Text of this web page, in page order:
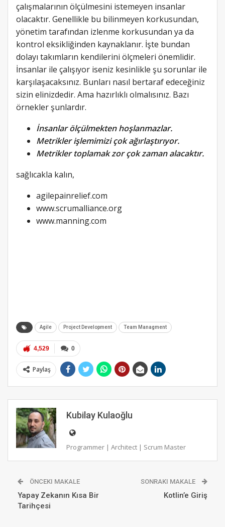
çalışmalarının ölçülmesini istemeyen insanlar
olacaktır. Genellikle bu bilinmeyen korkusundan,
yönetim tarafından izlenme korkusundan ya da
kontrol eksikliğinden kaynaklanır. İşte bundan
dolayı takımların kendilerini ölçmeleri önemlidir.
İnsanlar ile çalışıyor iseniz kesinlikle şu sorunlar ile
karşılaşacaksınız. Bunları nasıl bertaraf edeceğiniz
sizin elinizdedir. Ama hazırlıklı olmalısınız. Bazı
örnekler şunlardır.
İnsanlar ölçülmekten hoşlanmazlar.
Metrikler işlemimizi çok ağırlaştırıyor.
Metrikler toplamak zor çok zaman alacaktır.
sağlıcakla kalın,
agilepainrelief.com
www.scrumalliance.org
www.manning.com
Agile Project Development Team Managment
0
4,529
Paylaş
Kubilay Kulaoğlu
Programmer | Architect | Scrum Master
ÖNCEKI MAKALE
Yapay Zekanın Kısa Bir
Tarihçesi
SONRAKI MAKALE
Kotlin’e Giriş